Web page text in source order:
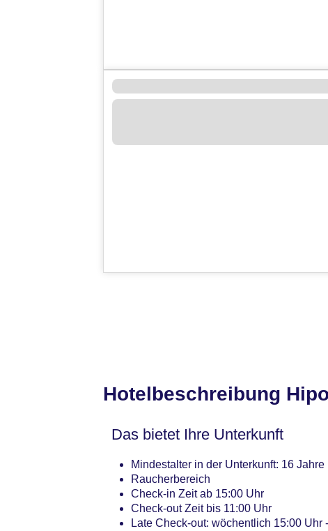
Hotelbeschreibung
Das bietet Ihre Unterkunft
Mindestalter in der Unterkunft: 16 Jahre
Raucherbereich
Check-in Zeit ab 15:00 Uhr
Check-out Zeit bis 11:00 Uhr
Late Check-out: wöchentlich 15:00